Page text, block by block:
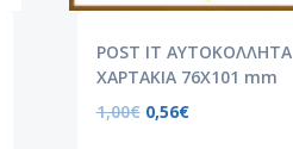
POST IT ΑΥΤΟΚΟΛΛΗΤΑ
ΧΑΡΤΑΚΙΑ 76X101 mm
1,00€ 0,56€